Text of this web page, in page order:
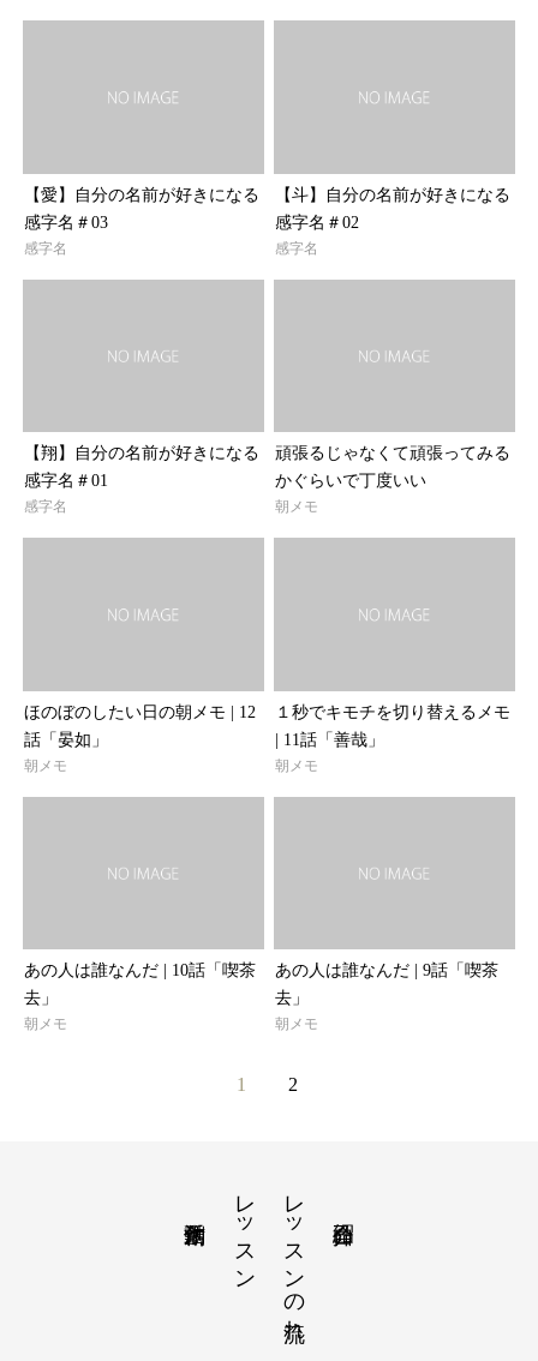
【愛】自分の名前が好きになる
感字名＃03
感字名
【斗】自分の名前が好きになる
感字名＃02
感字名
【翔】自分の名前が好きになる
感字名＃01
感字名
頑張るじゃなくて頑張ってみる
かぐらいで丁度いい
朝メモ
ほのぼのしたい日の朝メモ | 12
話「晏如」
朝メモ
１秒でキモチを切り替えるメモ
| 11話「善哉」
朝メモ
あの人は誰なんだ | 10話「喫茶
去」
朝メモ
あの人は誰なんだ | 9話「喫茶
去」
朝メモ
1 2
レッスンの流れ
レッスン